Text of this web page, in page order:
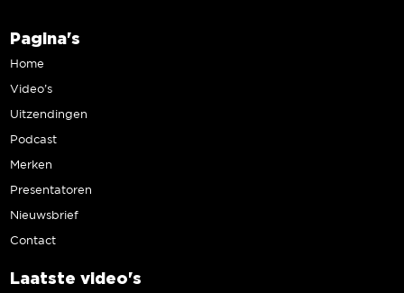
Pagina's
Home
Video’s
Uitzendingen
Podcast
Merken
Presentatoren
Nieuwsbrief
Contact
Laatste video's